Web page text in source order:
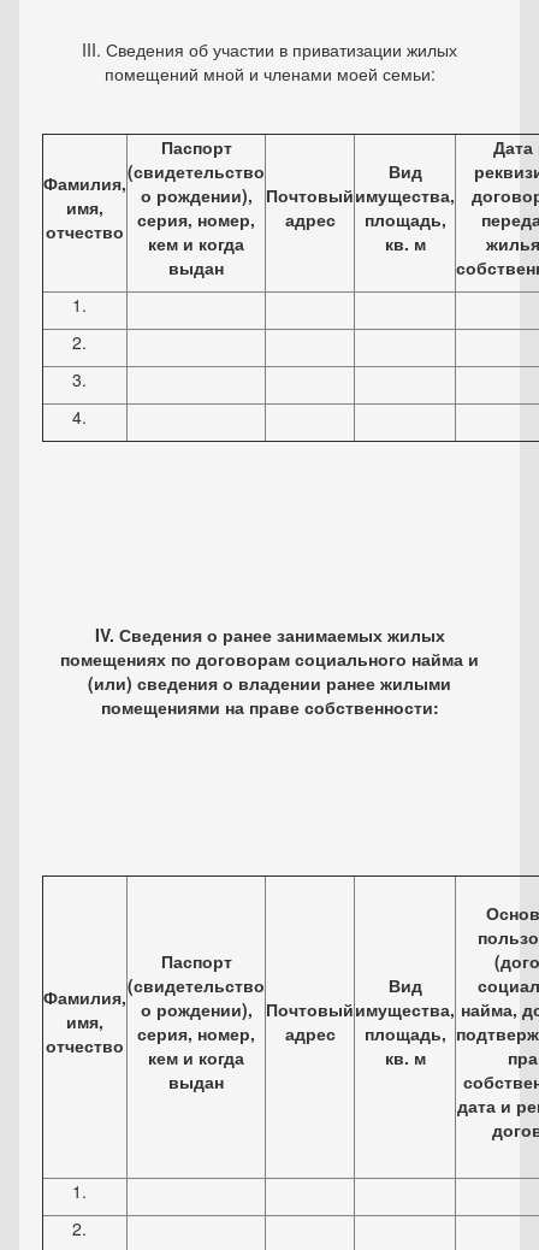
III. Сведения об участии в приватизации жилых
помещений мной и членами моей семьи:
Фамилия,
имя,
отчество
Паспорт
(свидетельство
о рождении),
серия, номер,
кем и когда
выдан
Почтовый
адрес
Вид
имущества,
площадь,
кв. м
Дата
IV. Сведения о ранее занимаемых жилых
помещениях по договорам социального найма и
(или) сведения о владении ранее жилыми
помещениями на праве собственности:
Фамилия,
имя,
отчество
Паспорт
(свидетельство
о рождении),
серия, номер,
кем и когда
выдан
Почтовый
адрес
Вид
имущества,
площадь,
кв. м
найма,
дата и